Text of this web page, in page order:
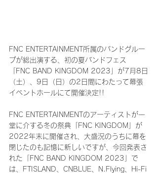
FNC ENTERTAINMENT所属のバンドグルー
プが総出演する、初の夏バンドフェス
「FNC BAND KINGDOM 2023」が7月8日
（土）、9日（日）の2日間にわたって幕張
イベントホールにて開催決定!!
FNC ENTERTAINMENTのアーティストが一
堂に介する冬の祭典「FNC KINGDOM」が
2022年末に開催され、大盛況のうちに幕を
閉じたのも記憶に新しいですが、今回発表さ
れた「FNC BAND KINGDOM 2023」で
は、FTISLAND、CNBLUE、N.Flying、Hi-Fi